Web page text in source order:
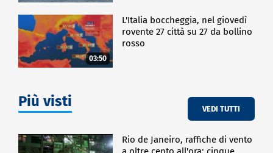
03:50
L'Italia boccheggia, nel giovedì
rovente 27 città su 27 da bollino
rosso
Più visti VEDI TUTTI
Rio de Janeiro, raffiche di vento